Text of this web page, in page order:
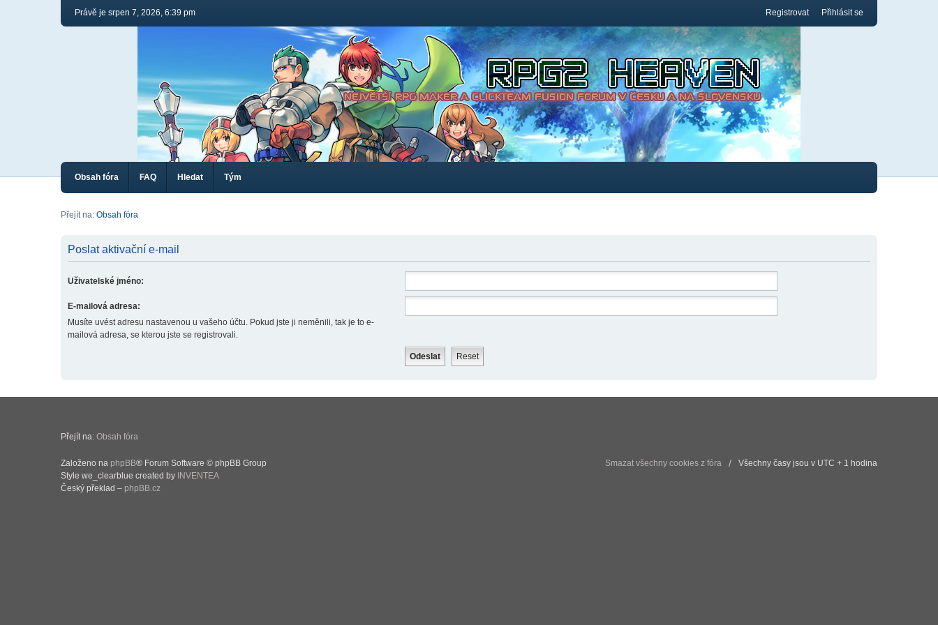
Právě je srpen 7, 2026, 6:39 pm Registrovat Přihlásit se
Obsah fóra FAQ Hledat Tým
Přejít na: Obsah fóra
Poslat aktivační e-mail
Uživatelské jméno:
E-mailová adresa:
Musíte uvést adresu nastavenou u vašeho účtu. Pokud jste ji neměnili, tak je to e-
mailová adresa, se kterou jste se registrovali.
Přejít na: Obsah fóra
Smazat všechny cookies z fóra Všechny časy jsou v UTC + 1 hodina
Založeno na phpBB® Forum Software © phpBB Group
Style we_clearblue created by INVENTEA
Český překlad – phpBB.cz